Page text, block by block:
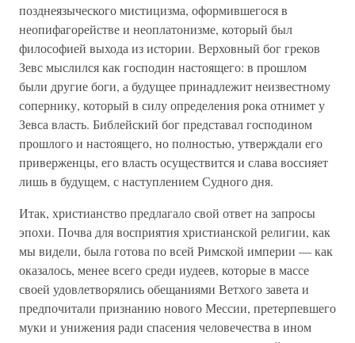
позднеязыческого мистицизма, оформившегося в
неопифагорействе и неоплатонизме, который был
философией выхода из истории. Верховный бог греков
Зевс мыслился как господин настоящего: в прошлом
были другие боги, а будущее принадлежит неизвестному
сопернику, который в силу определения рока отнимет у
Зевса власть. Библейский бог представал господином
прошлого и настоящего, но полностью, утверждали его
приверженцы, его власть осуществится и слава воссияет
лишь в будущем, с наступлением Судного дня.
Итак, христианство предлагало свой ответ на запросы
эпохи. Почва для восприятия христианской религии, как
мы видели, была готова по всей Римской империи — как
оказалось, менее всего среди иудеев, которые в массе
своей удовлетворялись обещаниями Ветхого завета и
предпочитали признанию нового Мессии, претерпевшего
муки и унижения ради спасения человечества в ином